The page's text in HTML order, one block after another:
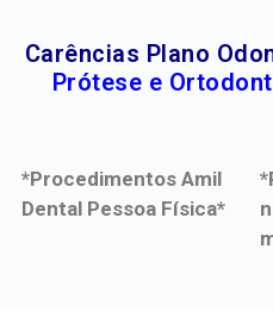
Carências Plano
Prótese e
*Procedimentos Amil
Dental Pessoa Física*